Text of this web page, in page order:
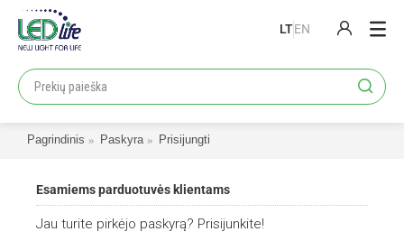
LTEN
PRODUKTAI
LOJALUMO PROGRAMA
KATALOGAI
APIE MUS
Pagrindinis Paskyra Prisijungti
Esamiems parduotuvės klientams
Jau turite pirkėjo paskyrą? Prisijunkite!